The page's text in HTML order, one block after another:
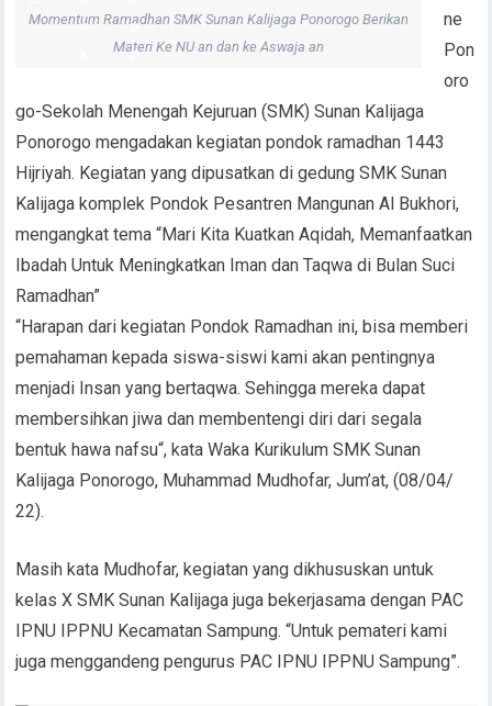
Momentum Ramadhan SMK Sunan Kalijaga Ponorogo Berikan
Materi Ke NU an dan ke Aswaja an
ne
Pon
oro
go-Sekolah Menengah Kejuruan (SMK) Sunan Kalijaga
Ponorogo mengadakan kegiatan pondok ramadhan 1443
Hijriyah. Kegiatan yang dipusatkan di gedung SMK Sunan
Kalijaga komplek Pondok Pesantren Mangunan Al Bukhori,
mengangkat tema “Mari Kita Kuatkan Aqidah, Memanfaatkan
Ibadah Untuk Meningkatkan Iman dan Taqwa di Bulan Suci
Ramadhan”
“Harapan dari kegiatan Pondok Ramadhan ini, bisa memberi
pemahaman kepada siswa-siswi kami akan pentingnya
menjadi Insan yang bertaqwa. Sehingga mereka dapat
membersihkan jiwa dan membentengi diri dari segala
bentuk hawa nafsu“, kata Waka Kurikulum SMK Sunan
Kalijaga Ponorogo, Muhammad Mudhofar, Jum’at, (08/04/
22).
Masih kata Mudhofar, kegiatan yang dikhususkan untuk
kelas X SMK Sunan Kalijaga juga bekerjasama dengan PAC
IPNU IPPNU Kecamatan Sampung. “Untuk pemateri kami
juga menggandeng pengurus PAC IPNU IPPNU Sampung”.